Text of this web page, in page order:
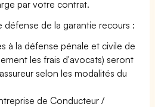
par votre contrat.
défense de la garantie recours :
à la défense pénale et civile de
les frais d'avocats) seront
selon les modalités du
de Conducteur /